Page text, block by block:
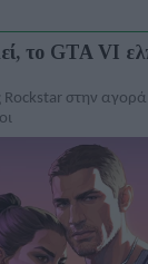
το GTA VI
Rockstar στην αγορά